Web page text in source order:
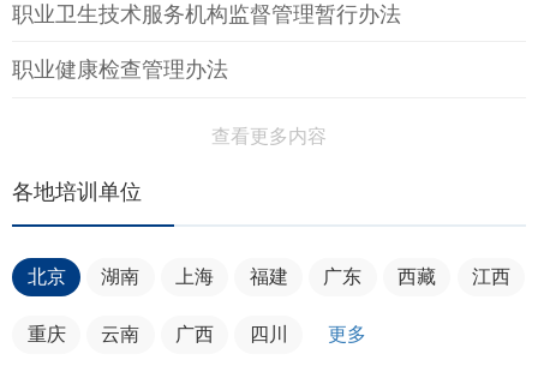
职业卫生技术服务机构监督管理暂行办法
职业健康检查管理办法
查看更多内容
各地培训单位
北京 湖南 上海 福建 广东 西藏 江西
重庆 云南 广西 四川 更多